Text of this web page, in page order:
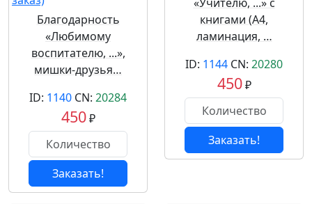
Благодарность
«Любимому
воспитателю, ...»,
мишки-друзья…
ID: 1140 CN: 20284
450₽
Заказать!
книгами (А4,
ламинация, …
ID: 1144 CN: 20280
450₽
Заказать!